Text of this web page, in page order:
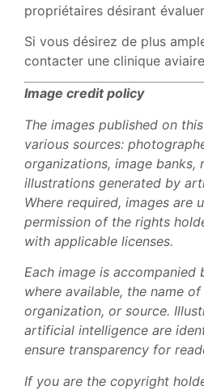
propriétaires désirant
Si vous désirez de plus
contacter une clinique
Image credit policy
The images published on
various sources:
organizations, image banks,
illustrations generated by
Where required, images are
permission of the rights
with applicable licenses.
Each image is accompanied
where available, the name
organization, or source.
artificial intelligence are
ensure transparency for
If you are the copyright